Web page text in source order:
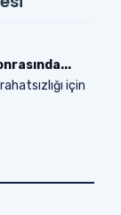
için